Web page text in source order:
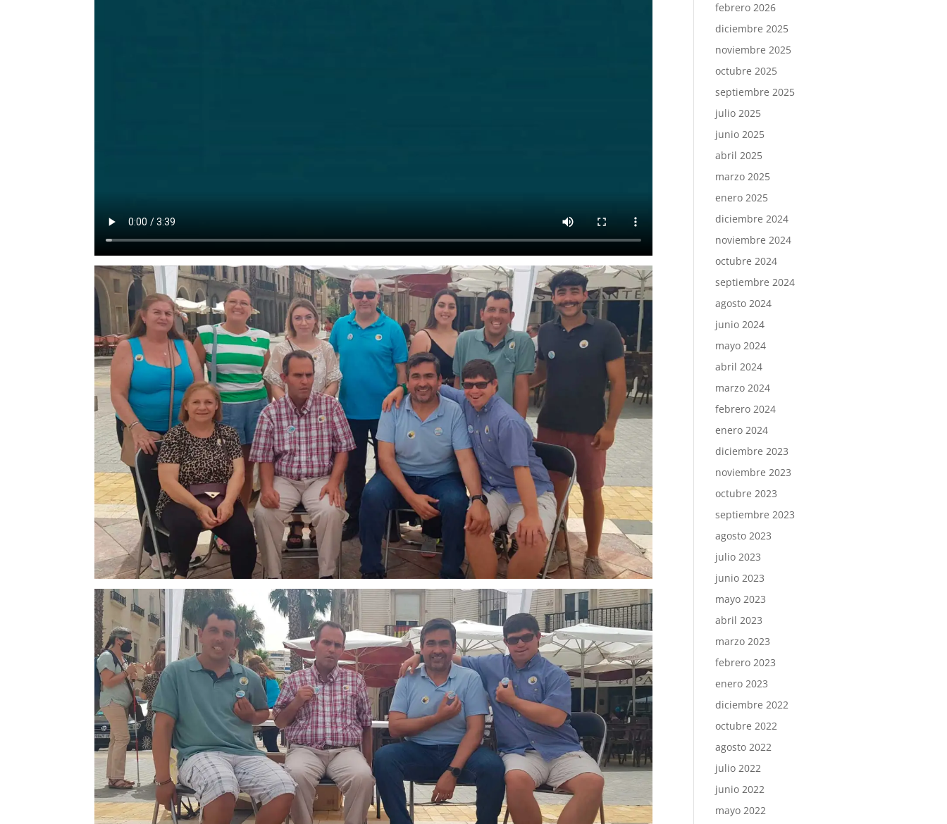
febrero 2026
diciembre 2025
noviembre 2025
octubre 2025
septiembre 2025
julio 2025
junio 2025
abril 2025
marzo 2025
enero 2025
diciembre 2024
noviembre 2024
octubre 2024
septiembre 2024
agosto 2024
junio 2024
mayo 2024
abril 2024
marzo 2024
febrero 2024
enero 2024
diciembre 2023
noviembre 2023
octubre 2023
septiembre 2023
agosto 2023
julio 2023
junio 2023
mayo 2023
abril 2023
marzo 2023
febrero 2023
enero 2023
diciembre 2022
octubre 2022
agosto 2022
julio 2022
junio 2022
mayo 2022